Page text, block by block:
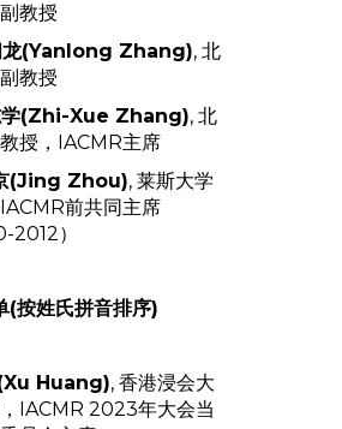
教授
龙(Yanlong Zhang), 北
教授
学(Zhi-Xue Zhang), 北
授，IACMR主席
(Jing Zhou), 莱斯大学
前共同主席
2012）
(按姓氏拼音排序)
Huang), 香港浸会大
IACMR 2023年大会当